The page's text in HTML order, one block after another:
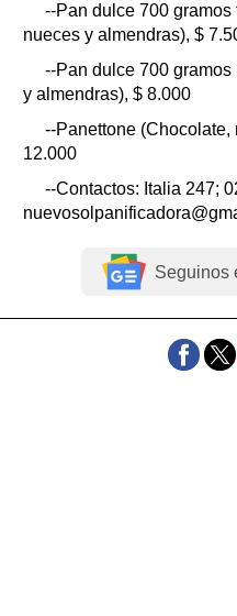
--Pan dulce 700
nueces y almendras), $
--Pan dulce 700
y almendras), $ 8.000
--Panettone
12.000
--Contactos: Italia 247;
Seguinos